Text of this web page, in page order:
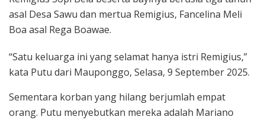
asal Desa Sawu dan mertua Remigius, Fancelina Meli
Boa asal Rega Boawae.
“Satu keluarga ini yang selamat hanya istri Remigius,”
kata Putu dari Mauponggo, Selasa, 9 September 2025.
Sementara korban yang hilang berjumlah empat
orang. Putu menyebutkan mereka adalah Mariano